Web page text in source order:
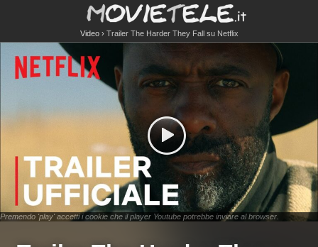
Video Trailer The Harder They Fall su Netflix
Premendo 'play' accetti i cookie che il player Youtube potrebbe inviare al browser.